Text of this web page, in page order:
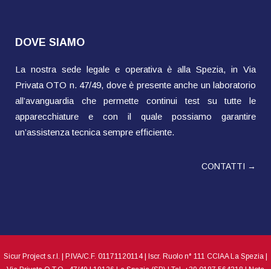
DOVE SIAMO
La nostra sede legale e operativa è alla Spezia, in Via
Privata OTO n. 47/49, dove è presente anche un laboratorio
all’avanguardia che permette continui test su tutte le
apparecchiature e con il quale possiamo garantire
un’assistenza tecnica sempre efficiente.
CONTATTI →
Sicur Project s.r.l. | P.IVA/C.F. 01171120114 | Iscr. Ruolo n° 111 CCIAA La Spezia |